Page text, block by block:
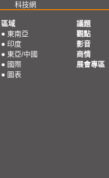
科技網
區域
● 東南亞
● 印度
● 東亞/中國
● 國際
● 圖表
議題
觀點
影音
商情
展會專區